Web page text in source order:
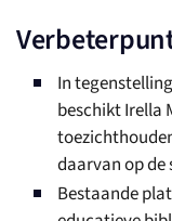
In
beschikt Irella
daarvan op
Bestaande